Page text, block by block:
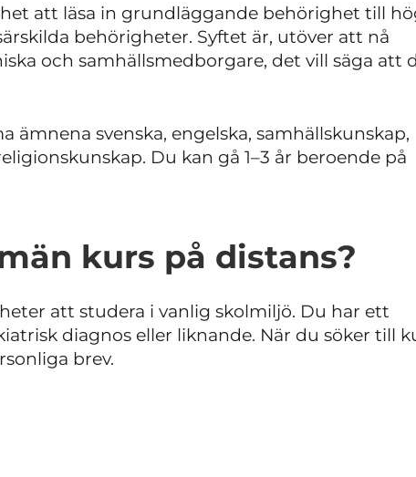
att läsa in grundläggande behörighet till
behörigheter. Syftet är, utöver att nå
och samhällsmedborgare, det vill säga att
ämnena svenska, engelska, samhällskunskap,
Du kan gå 1–3 år beroende på
kurs på distans?
att studera i vanlig skolmiljö. Du har ett
diagnos eller liknande. När du söker till
brev.